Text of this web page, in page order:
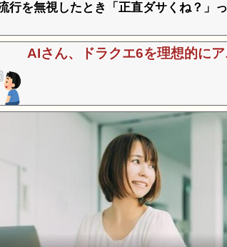
行を無視したとき「正直ダサくね？」
AIさん、ドラクエ6を理想的に